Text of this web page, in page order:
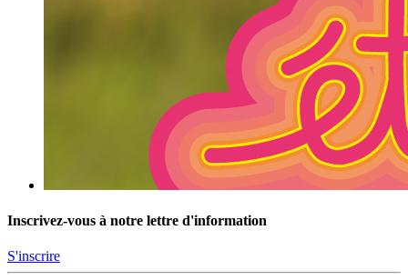
Inscrivez-vous à notre lettre d'information
S'inscrire